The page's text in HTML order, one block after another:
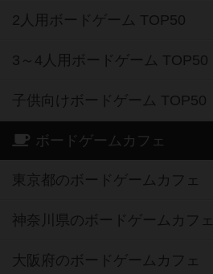
2人用ボードゲーム TOP50
3～4人用ボードゲーム TOP50
子供向けボードゲーム TOP50
ボードゲームカフェ
東京都のボードゲームカフェ
神奈川県のボードゲームカフェ
大阪府のボードゲームカフェ